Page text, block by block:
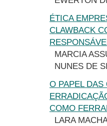
ÉTICA
CLAWBACK
MARCIA
NUNES DE
O PAPEL DAS
COMO
LARA